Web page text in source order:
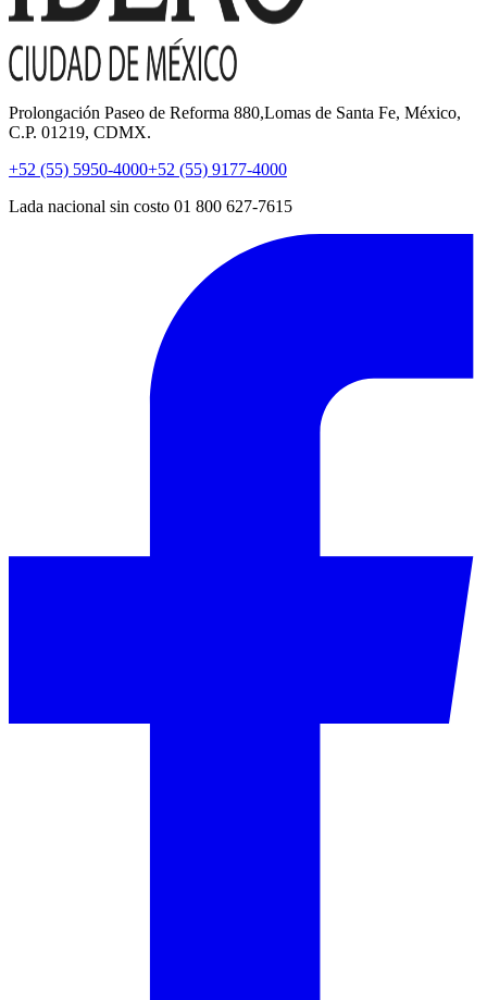
Prolongación Paseo de Reforma 880,Lomas de Santa Fe, México,
C.P. 01219, CDMX.
+52 (55) 5950-4000+52 (55) 9177-4000
Lada nacional sin costo 01 800 627-7615